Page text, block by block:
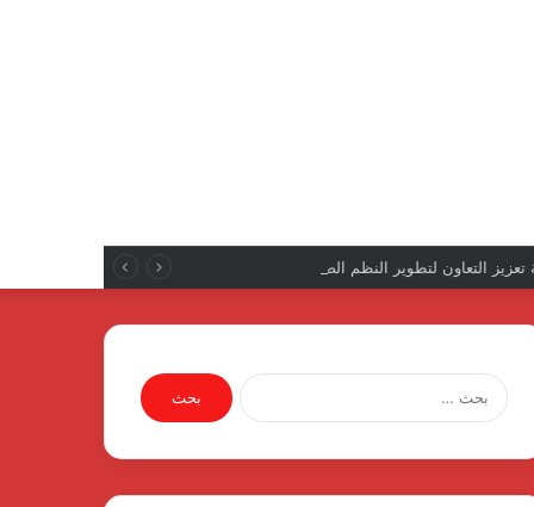
التعاون لتطوير النظم الصحية العربية
البحث
عن: